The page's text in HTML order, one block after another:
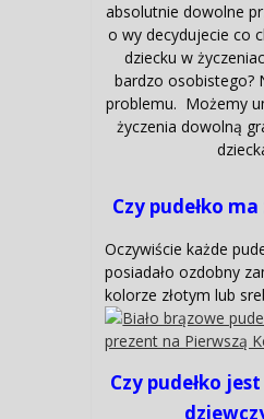
absolutnie dowolne
o wy decydujecie co
dziecku w
bardzo osobistego?
problemu. Możemy
życzenia dowolną
Czy pudełko
Oczywiście każde
posiadało ozdobny
kolorze złotym lub
Czy pudełko